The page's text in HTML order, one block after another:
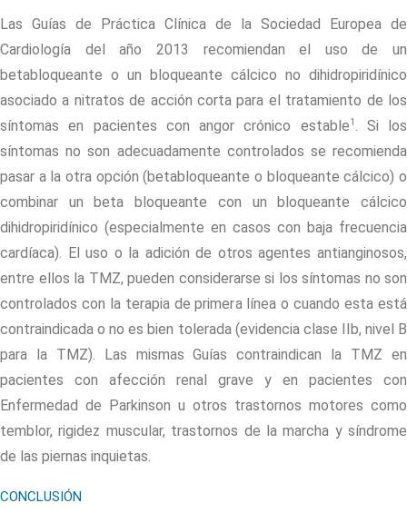
Las Guías de Práctica Clínica de la Sociedad Europea de
Cardiología del año 2013 recomiendan el uso de un
betabloqueante o un bloqueante cálcico no dihidropiridínico
asociado a nitratos de acción corta para el tratamiento de los
síntomas en pacientes con angor crónico estable1 . Si los
síntomas no son adecuadamente controlados se recomienda
pasar a la otra opción (betabloqueante o bloqueante cálcico) o
combinar un beta bloqueante con un bloqueante cálcico
dihidropiridínico (especialmente en casos con baja frecuencia
cardíaca). El uso o la adición de otros agentes antianginosos,
entre ellos la TMZ, pueden considerarse si los síntomas no son
controlados con la terapia de primera línea o cuando esta está
contraindicada o no es bien tolerada (evidencia clase IIb, nivel B
para la TMZ). Las mismas Guías contraindican la TMZ en
pacientes con afección renal grave y en pacientes con
Enfermedad de Parkinson u otros trastornos motores como
temblor, rigidez muscular, trastornos de la marcha y síndrome
de las piernas inquietas.
CONCLUSIÓN